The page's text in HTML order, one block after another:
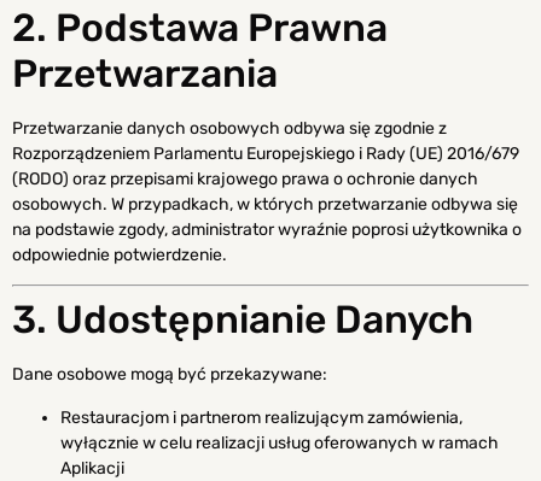
2. Podstawa Prawna
Przetwarzania
Przetwarzanie danych osobowych odbywa się zgodnie z
Rozporządzeniem Parlamentu Europejskiego i Rady (UE) 2016/679
(RODO) oraz przepisami krajowego prawa o ochronie danych
osobowych. W przypadkach, w których przetwarzanie odbywa się
na podstawie zgody, administrator wyraźnie poprosi użytkownika o
odpowiednie potwierdzenie.
3. Udostępnianie Danych
Dane osobowe mogą być przekazywane:
Restauracjom i partnerom realizującym zamówienia,
wyłącznie w celu realizacji usług oferowanych w ramach
Aplikacji